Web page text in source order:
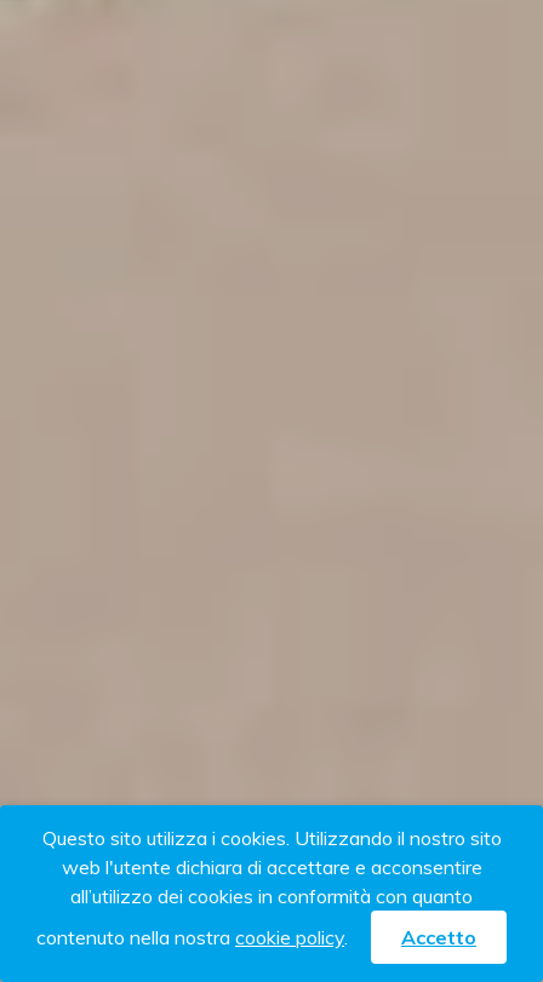
Questo sito utilizza i cookies. Utilizzando il nostro sito
web l'utente dichiara di accettare e acconsentire
all’utilizzo dei cookies in conformità con quanto
contenuto nella nostra cookie policy. Accetto